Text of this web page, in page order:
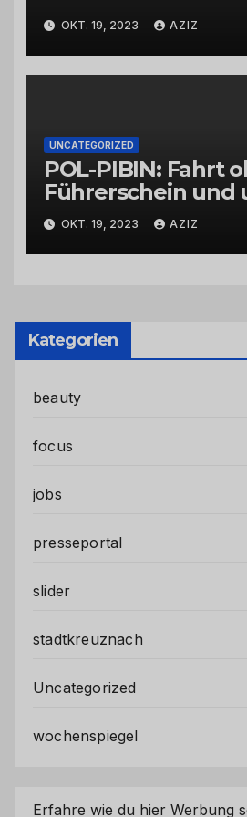
OKT. 19, 2023 AZIZ
UNCATEGORIZED
POL-PIBIN: Fahrt
Führerschein und
Einfluss von Drogen
OKT. 19, 2023 AZIZ
Kategorien
beauty
focus
jobs
presseportal
slider
stadtkreuznach
Uncategorized
wochenspiegel
Erfahre wie du hier Werbung